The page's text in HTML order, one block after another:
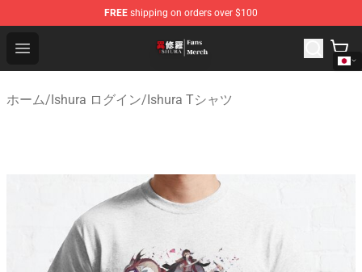
FREE shipping on orders over $100
Open menu
Ishura Store - Official Ishura Merchandise Shop
ホーム/Ishura ログイン/Ishura Tシャツ